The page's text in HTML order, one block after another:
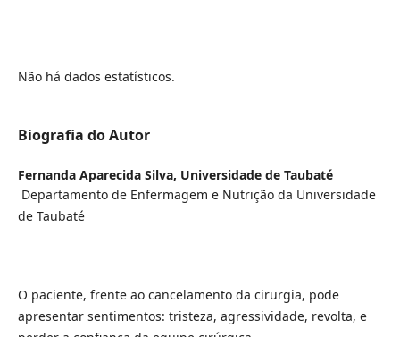
Não há dados estatísticos.
Biografia do Autor
Fernanda Aparecida Silva, Universidade de Taubaté
Departamento de Enfermagem e Nutrição da Universidade
de Taubaté
O paciente, frente ao cancelamento da cirurgia, pode
apresentar sentimentos: tristeza, agressividade, revolta, e